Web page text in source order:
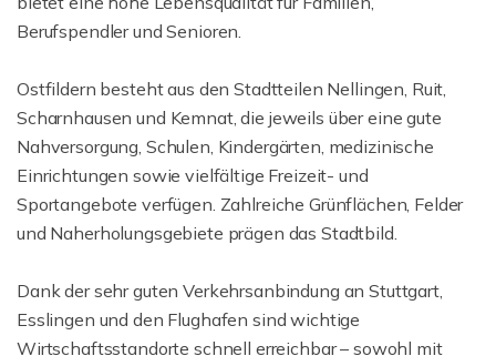
Berufspendler und Senioren.
Ostfildern besteht aus den Stadtteilen Nellingen, Ruit,
Scharnhausen und Kemnat, die jeweils über eine gute
Nahversorgung, Schulen, Kindergärten, medizinische
Einrichtungen sowie vielfältige Freizeit- und
Sportangebote verfügen. Zahlreiche Grünflächen, Felder
und Naherholungsgebiete prägen das Stadtbild.
Dank der sehr guten Verkehrsanbindung an Stuttgart,
Esslingen und den Flughafen sind wichtige
Wirtschaftsstandorte schnell erreichbar – sowohl mit